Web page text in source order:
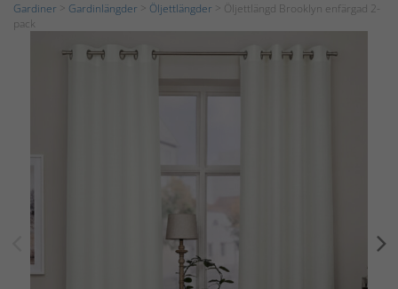
Gardiner Gardinlängder Öljettlängder > Öljettlängd Brooklyn enfärgad 2-
pack